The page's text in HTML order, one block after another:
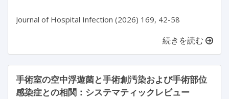
Journal of Hospital Infection (2026) 169, 42-58
続きを読む
手術室の空中浮遊菌と手術創汚染および手術部位
感染症との相関：システマティックレビュー